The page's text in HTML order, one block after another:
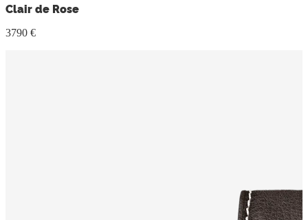
Clair de Rose
3790 €